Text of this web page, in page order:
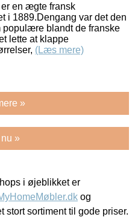
en ægte fransk
i 1889.Dengang var det den
populære blandt de franske
lette at klappe
(Læs mere)
»
»
i øjeblikket er
og
stort sortiment til gode priser.